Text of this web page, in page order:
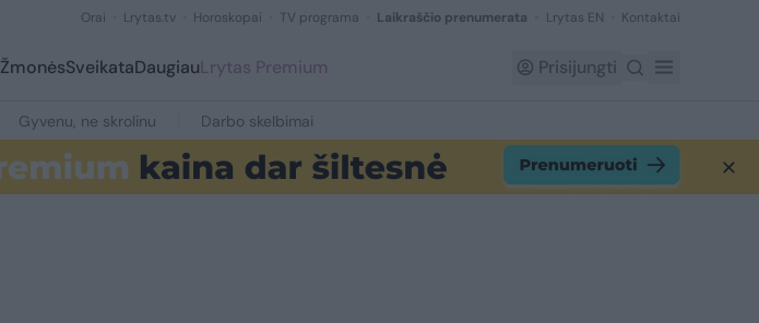
Orai Lrytas.tv Horoskopai TV programa Laikraščio prenumerata Lrytas EN Kontaktai
ŽmonėsSveikataDaugiauLrytas Premium Prisijungti
Gyvenu, ne skrolinu Darbo skelbimai